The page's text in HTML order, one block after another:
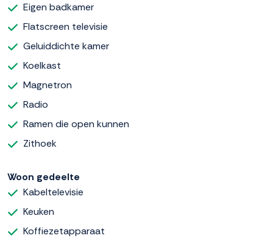
Eigen badkamer
Flatscreen televisie
Geluiddichte kamer
Koelkast
Magnetron
Radio
Ramen die open kunnen
Zithoek
Woon gedeelte
Kabeltelevisie
Keuken
Koffiezetapparaat